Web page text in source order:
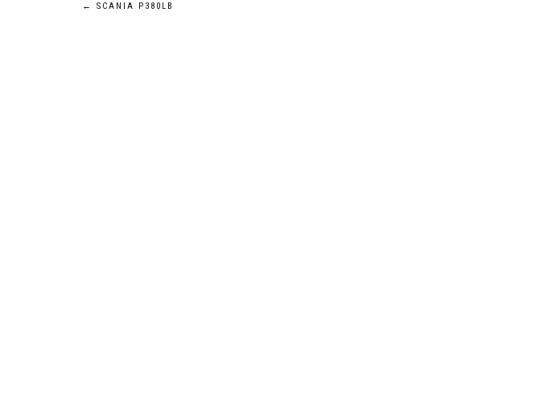
Navigation
← SCANIA P380LB